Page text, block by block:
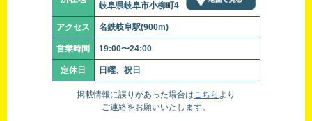
岐阜県岐阜市小柳町4
アクセス 名鉄岐阜駅(900m)
営業時間 19:00〜24:00
定休日 日曜、祝日
掲載情報に誤りがあった場合はこちら より
ご連絡をお願いいたします。